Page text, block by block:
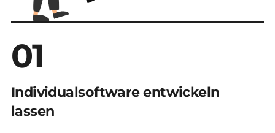
01
Individualsoftware entwickeln
lassen